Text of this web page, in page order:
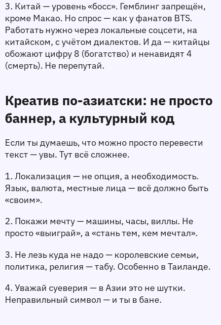
3. Китай — уровень «босс». Гемблинг запрещён,
кроме Макао. Но спрос — как у фанатов BTS.
Работать нужно через локальные соцсети, на
китайском, с учётом диалектов. И да — китайцы
обожают цифру 8 (богатство) и ненавидят 4
(смерть). Не перепутай.
Креатив по-азиатски: не просто
баннер, а культурный код
Если ты думаешь, что можно просто перевести
текст — увы. Тут всё сложнее.
1. Локализация — не опция, а необходимость.
Язык, валюта, местные лица — всё должно быть
«своим».
2. Покажи мечту — машины, часы, виллы. Не
просто «выиграй», а «стань тем, кем мечтал».
3. Не лезь куда не надо — королевские семьи,
политика, религия — табу. Особенно в Таиланде.
4. Уважай суеверия — в Азии это не шутки.
Неправильный символ — и ты в бане.